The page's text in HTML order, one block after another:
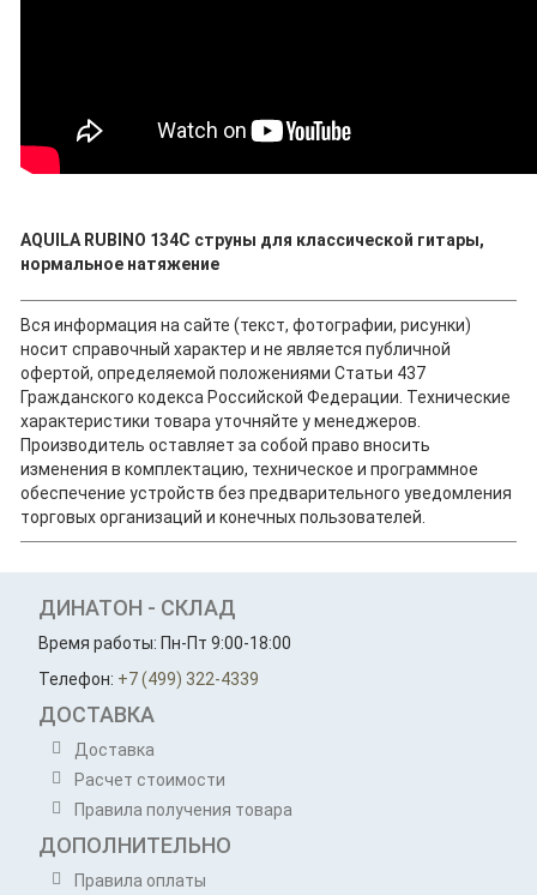
AQUILA RUBINO 134C струны для классической гитары,
нормальное натяжение
Вся информация на сайте (текст, фотографии, рисунки)
носит справочный характер и не является публичной
офертой, определяемой положениями Статьи 437
Гражданского кодекса Российской Федерации. Технические
характеристики товара уточняйте у менеджеров.
Производитель оставляет за собой право вносить
изменения в комплектацию, техническое и программное
обеспечение устройств без предварительного уведомления
торговых организаций и конечных пользователей.
ДИНАТОН - СКЛАД
Время работы: Пн-Пт 9:00-18:00
Телефон: +7 (499) 322-4339
ДОСТАВКА
Доставка
Расчет стоимости
Правила получения товара
ДОПОЛНИТЕЛЬНО
Правила оплаты